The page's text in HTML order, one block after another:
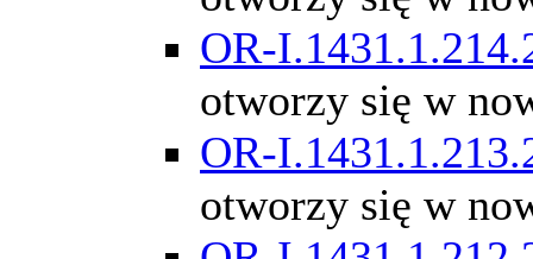
OR-
otworzy się w
OR-
otworzy się w